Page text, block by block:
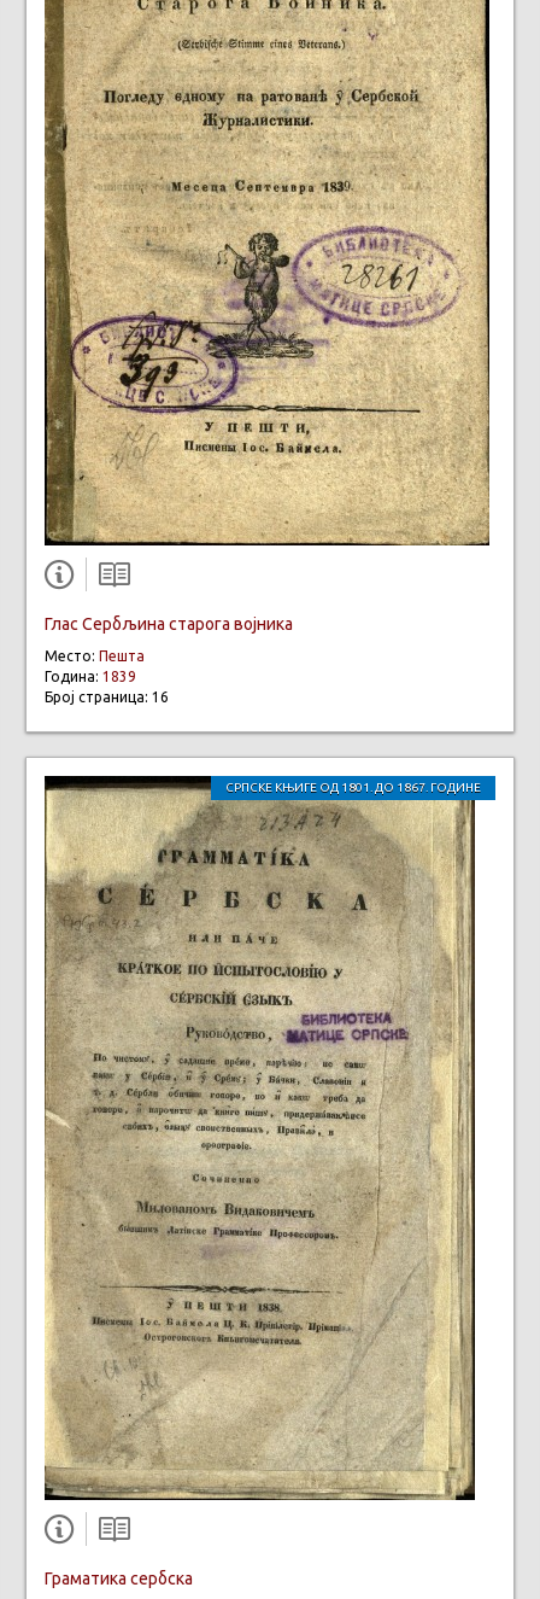
Глас Сербљина старога војника
Место: Пешта
Година: 1839
Број страница: 16
СРПСКЕ КЊИГЕ ОД 1801. ДО 1867. ГОДИНЕ
Граматика сербска